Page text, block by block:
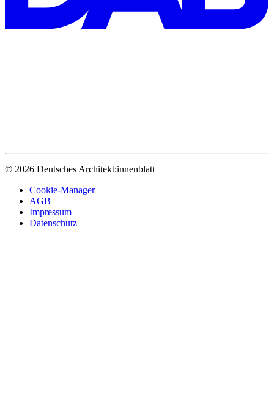
© 2026 Deutsches Architekt:innenblatt
Cookie-Manager
AGB
Impressum
Datenschutz